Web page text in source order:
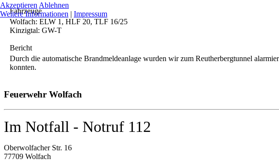
Fahrzeuge
Wolfach: ELW 1, HLF 20, TLF 16/25
Kinzigtal: GW-T
Bericht
Durch die automatische Brandmeldeanlage wurden wir zum Reutherbergtunnel
konnten.
Feuerwehr Wolfach
Im Notfall - Notruf 112
Oberwolfacher Str. 16
77709 Wolfach
Akzeptieren Ablehnen
Weitere Informationen | Impressum